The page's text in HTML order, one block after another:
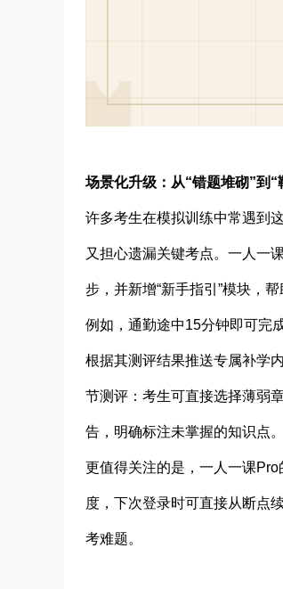
场景化升级：从“错题堆砌”到“
许多考生在模拟训练中常遇到
又担心遗漏关键考点。一人一
步，并新增“新手指引”模块，
例如，通勤途中15分钟即可完
根据其测评结果推送专属补学
节测评：考生可直接选择薄弱
告，明确标注未掌握的知识点
更值得关注的是，一人一课
度，下次登录时可直接从断点
考难题。